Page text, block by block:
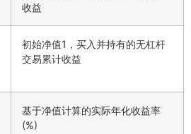
收益
初始净值1，买入并持有的无杠杆
交易累计收益
基于净值计算的实际年化收益率
(%)